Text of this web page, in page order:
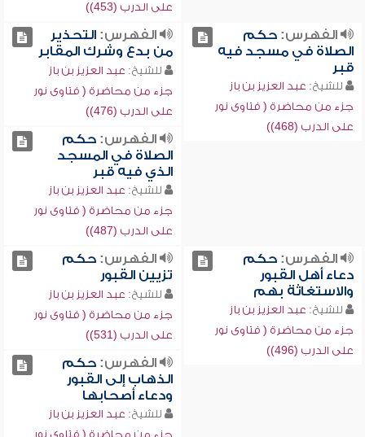
على الدرب (453))
الفهرس:حكم
الصلاة في مسجد فيه
قبر
للشيخ: عبد العزيز بن باز
جزء من محاضرة ( فتاوى نور
على الدرب (468))
الفهرس:التحذير
من بدع وشرك المقابر
للشيخ: عبد العزيز بن باز
جزء من محاضرة ( فتاوى نور
على الدرب (476))
الفهرس:حكم
الصلاة في المسجد
الذي فيه قبر
للشيخ: عبد العزيز بن باز
جزء من محاضرة ( فتاوى نور
على الدرب (487))
الفهرس:حكم
دعاء أهل القبور
والاستغاثة بهم
للشيخ: عبد العزيز بن باز
جزء من محاضرة ( فتاوى نور
على الدرب (496))
الفهرس:حكم
تزيين القبور
للشيخ: عبد العزيز بن باز
جزء من محاضرة ( فتاوى نور
على الدرب (531))
الفهرس:حكم
الذهاب إلى القبور
ودعاء أصحابها
للشيخ: عبد العزيز بن باز
جزء من محاضرة ( فتاوى نور